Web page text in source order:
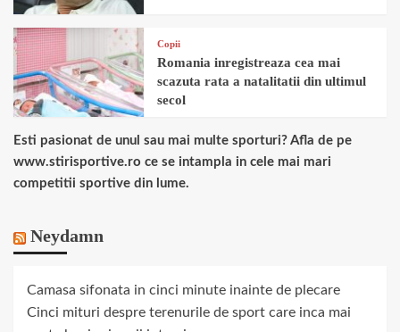
Copii
Romania inregistreaza cea mai
scazuta rata a natalitatii din ultimul
secol
Esti pasionat de unul sau mai multe sporturi? Afla de pe
www.stirisportive.ro ce se intampla in cele mai mari
competitii sportive din lume.
Neydamn
Camasa sifonata in cinci minute inainte de plecare
Cinci mituri despre terenurile de sport care inca mai